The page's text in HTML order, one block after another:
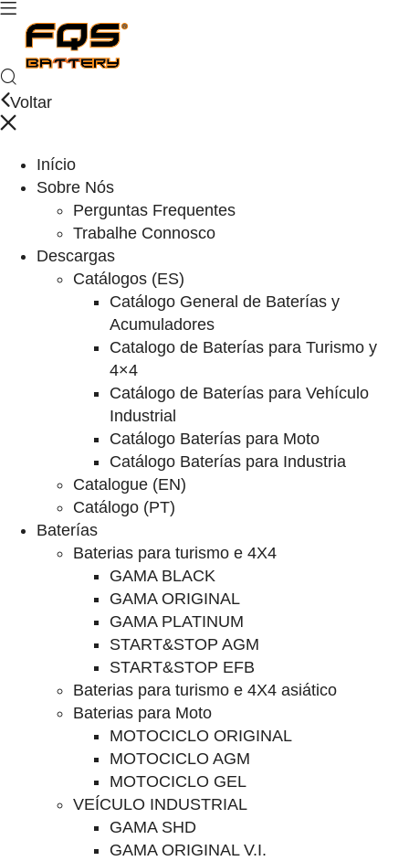
Voltar
Início
Sobre Nós
Perguntas Frequentes
Trabalhe Connosco
Descargas
Catálogos (ES)
Catálogo General de Baterías y
Acumuladores
Catalogo de Baterías para Turismo y
4×4
Catálogo de Baterías para Vehículo
Industrial
Catálogo Baterías para Moto
Catálogo Baterías para Industria
Catalogue (EN)
Catálogo (PT)
Baterías
Baterias para turismo e 4X4
GAMA BLACK
GAMA ORIGINAL
GAMA PLATINUM
START&STOP AGM
START&STOP EFB
Baterias para turismo e 4X4 asiático
Baterias para Moto
MOTOCICLO ORIGINAL
MOTOCICLO AGM
MOTOCICLO GEL
VEÍCULO INDUSTRIAL
GAMA SHD
GAMA ORIGINAL V.I.